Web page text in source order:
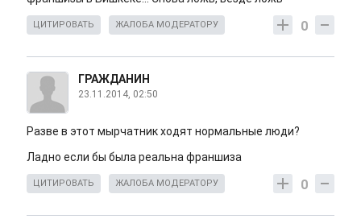
0
ЦИТИРОВАТЬ ЖАЛОБА МОДЕРАТОРУ
ГРАЖДАНИН
23.11.2014, 02:50
Разве в этот мырчатник ходят нормальные люди?
Ладно если бы была реальна франшиза
0
ЦИТИРОВАТЬ ЖАЛОБА МОДЕРАТОРУ